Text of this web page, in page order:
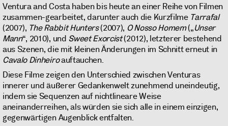
Ventura and Costa haben bis heute an einer Reihe von Filmen
zusammen-gearbeitet, darunter auch die Kurzfilme Tarrafal
(2007), The Rabbit Hunters(2007), O Nosso Homem(„Unser
Mann“, 2010), und Sweet Exorcist(2012), letzterer bestehend
aus Szenen, die mit kleinen Änderungen im Schnitt erneut in
Cavalo Dinheiroauftauchen.
Diese Filme zeigen den Unterschied zwischen Venturas
innerer und äußerer Gedankenwelt zunehmend uneindeutig,
indem sie Sequenzen auf nichtlineare Weise
aneinanderreihen, als würden sie sich alle in einem einzigen,
gegenwärtigen Augenblick entfalten.